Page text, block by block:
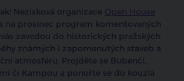
Nezisková organizace Open House
na prosinec program komentovaných
zavedou do historických pražských
známých i zapomenutých staveb a
atmosféru. Projděte se Bubenčí,
či Kampou a ponořte se do kouzla